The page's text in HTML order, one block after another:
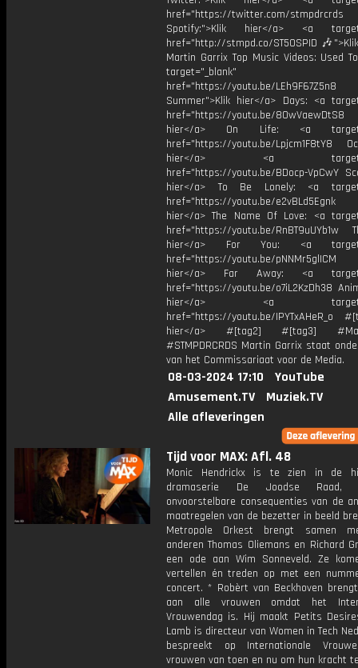
href="https://twitter.com/stmpdrcrds
Spotify:">Klik hier</a> <a
href="http://stmpd.co/ST50SPID
Martin Garrix Top Music Videos: Used
target="_blank"
href="https://youtu.be/LEh9F67Z5n8
Summer">Klik hier</a> Days: <a
href="https://youtu.be/8OwVaewDtS8
hier</a> On Life: <a
href="https://youtu.be/Lpjcm1F8tY8
hier</a> <a
href="https://youtu.be/BDocp-VpCwY
hier</a> To Be Lonely: <a
href="https://youtu.be/
hier</a> The Name Of Love: <a
href="https://youtu.be/RnBT9uUYb1w
hier</a> For You: <a
href="https://youtu.be/
hier</a> Far Away: <a
href="https://youtu.be/o7iL2KzDh38
hier</a> <a
href="https://youtu.be/IPYTxAHeR_o
hier</a> #[tag2] #[tag3]
#STMPDRCRDS Martin Garrix staat
van het Commissariaat voor de Media.
08-03-2024 17:10
YouTube
Amusement.TV
Muziek.TV
Alle afleveringen
Tijd voor MAX: Afl. 48
Monic Hendrickx is te zien in de
dramaserie De Joodse
onvoorstelbare consequenties van de
maatregelen van de bezetter in beeld
Metropole Orkest brengt samen
anderen Thomas Oliemans en Richard
een ode aan Wim Sonneveld. Ze
vertellen én treden op met een
concert. * Robèrt van Beckhoven
aan alle vrouwen omdat het
Vrouwendag is. Hij maakt Petits
Lamb is directeur van Women in Tech
bespreekt op Internationale
vrouwen van toen en nu om hun kracht